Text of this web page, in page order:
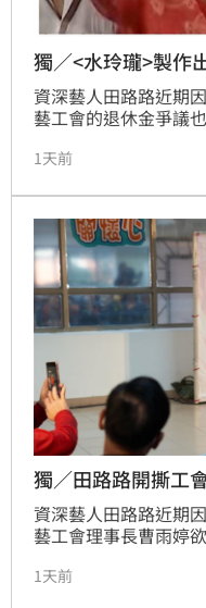
獨／<水玲瓏>製
資深藝人田路路近期
藝工會的退休金爭議
製作人尚智協助下才順
1天前
獨／田路路開撕工
資深藝人田路路近期
藝工會理事長曹雨婷
任理事長康凱出面澄
1天前